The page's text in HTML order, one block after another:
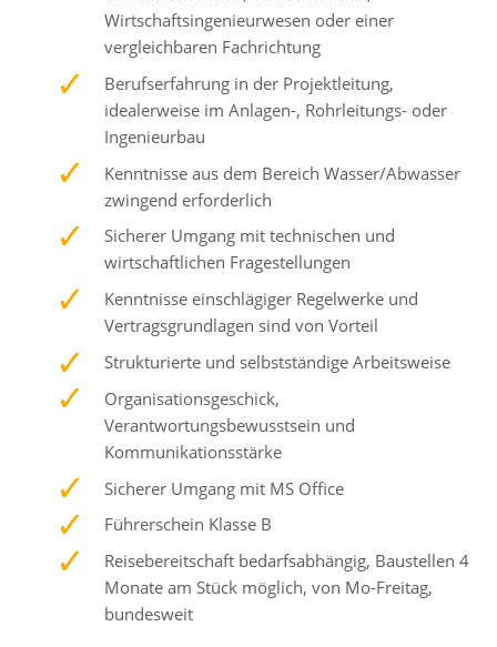
Wirtschaftsingenieurwesen oder einer
vergleichbaren Fachrichtung
Berufserfahrung in der Projektleitung,
idealerweise im Anlagen-, Rohrleitungs- oder
Ingenieurbau
Kenntnisse aus dem Bereich Wasser/Abwasser
zwingend erforderlich
Sicherer Umgang mit technischen und
wirtschaftlichen Fragestellungen
Kenntnisse einschlägiger Regelwerke und
Vertragsgrundlagen sind von Vorteil
Strukturierte und selbstständige Arbeitsweise
Organisationsgeschick,
Verantwortungsbewusstsein und
Kommunikationsstärke
Sicherer Umgang mit MS Office
Führerschein Klasse B
Reisebereitschaft bedarfsabhängig, Baustellen 4
Monate am Stück möglich, von Mo-Freitag,
bundesweit